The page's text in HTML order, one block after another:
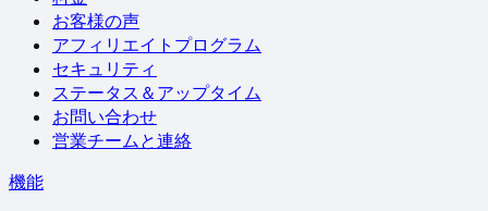
お客様の声
アフィリエイトプログラム
セキュリティ
ステータス＆アップタイム
お問い合わせ
営業チームと連絡
機能